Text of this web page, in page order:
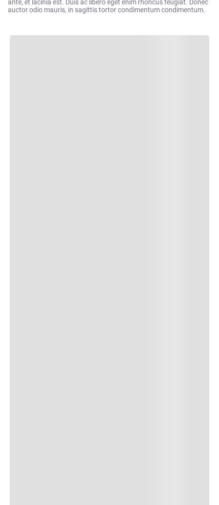
ante, et lacinia est. Duis ac libero eget enim rhoncus feugiat. Donec
auctor odio mauris, in sagittis tortor condimentum condimentum.